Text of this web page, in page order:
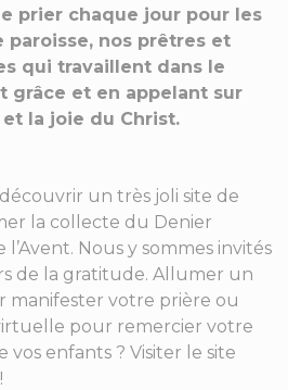
prier chaque jour pour les
paroisse, nos prêtres et
qui travaillent dans le
grâce et en appelant sur
et la joie du Christ.
un très joli site de
la collecte du Denier
Nous y sommes invités
de la gratitude. Allumer un
manifester votre prière ou
pour remercier votre
enfants ? Visiter le site